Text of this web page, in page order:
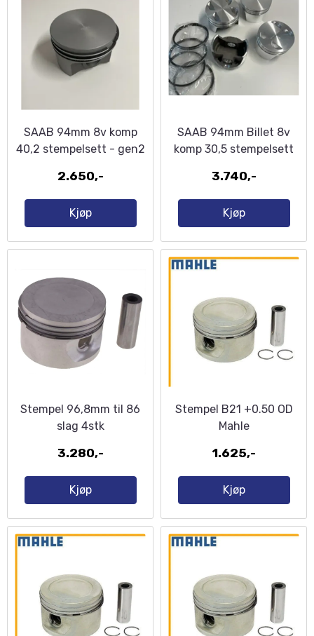
SAAB 94mm 8v komp
40,2 stempelsett - gen2
2.650,-
Kjøp
SAAB 94mm Billet 8v
komp 30,5 stempelsett
3.740,-
Kjøp
Stempel 96,8mm til 86
slag 4stk
3.280,-
Kjøp
Stempel B21 +0.50 OD
Mahle
1.625,-
Kjøp